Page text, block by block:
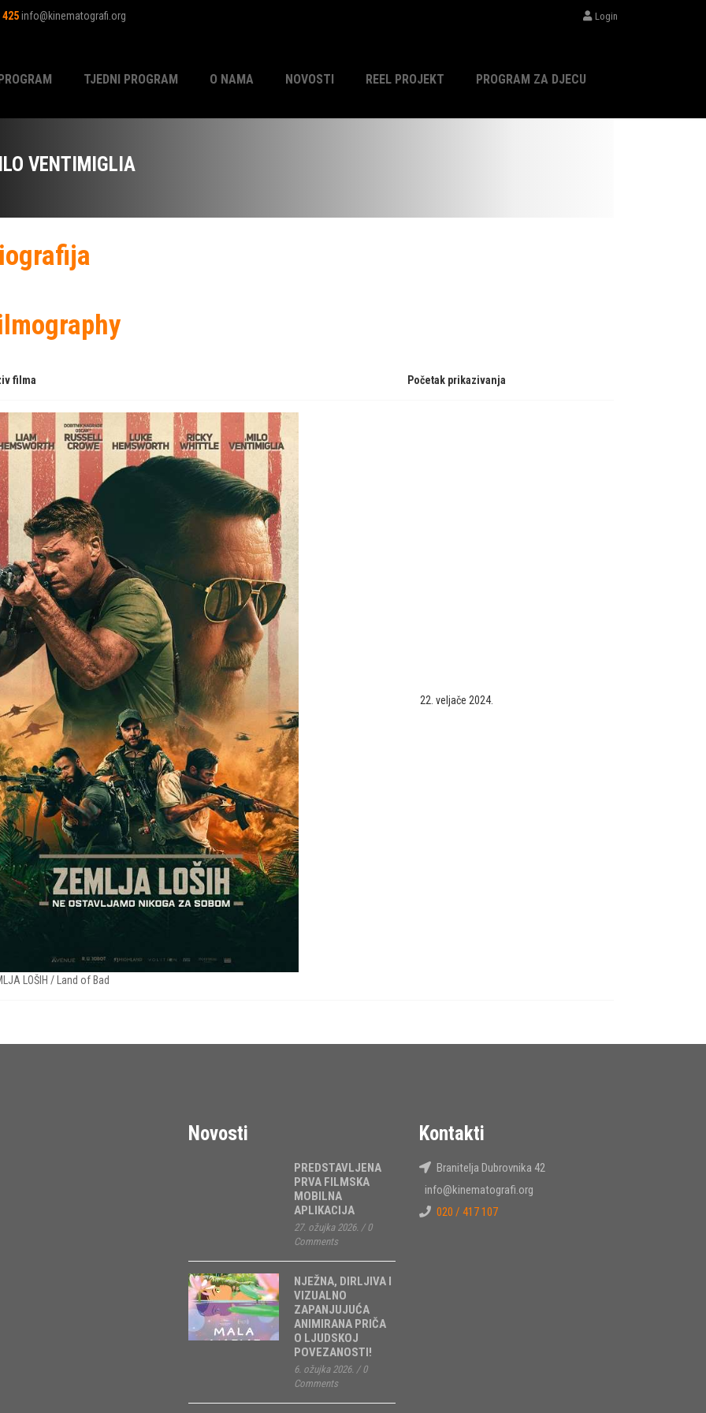
info@kinematografi.org Login
TJEDNI PROGRAM O NAMA NOVOSTI REEL PROJEKT PROGRAM ZA DJECU
VENTIMIGLIA
filma Početak prikazivanja
LOŠIH / Land of Bad
22. veljače 2024.
Novosti
PREDSTAVLJENA
PRVA FILMSKA
MOBILNA
APLIKACIJA
27. ožujka 2026. / 0
Comments
NJEŽNA, DIRLJIVA I
VIZUALNO
ZAPANJUJUĆA
ANIMIRANA PRIČA
O LJUDSKOJ
POVEZANOSTI!
6. ožujka 2026. / 0
Comments
Kontakti
Branitelja Dubrovnika 42
info@kinematografi.org
020 / 417 107